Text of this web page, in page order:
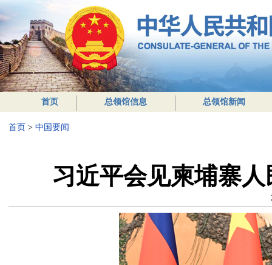
首页 总领馆信息 总领馆新闻
首页 > 中国要闻
习近平会见柬埔寨